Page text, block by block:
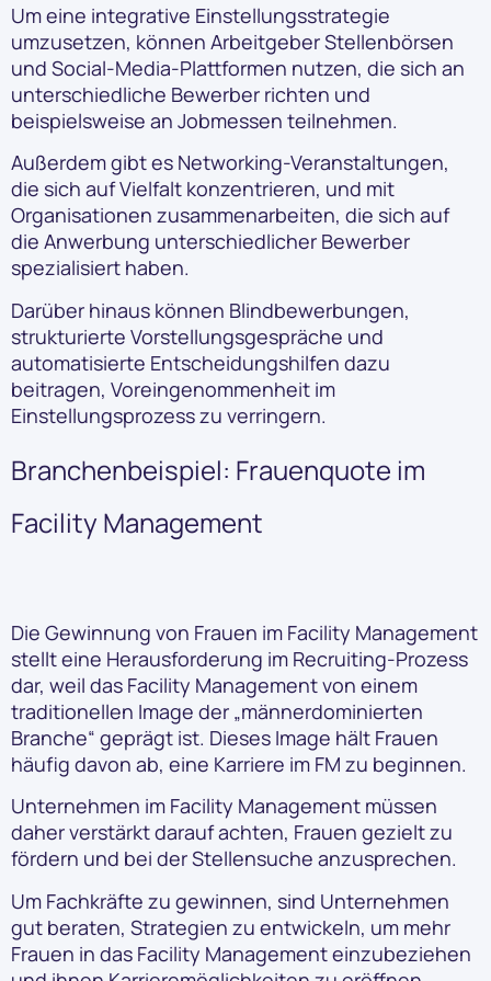
Um eine integrative Einstellungsstrategie
umzusetzen, können Arbeitgeber Stellenbörsen
und Social-Media-Plattformen nutzen, die sich an
unterschiedliche Bewerber richten und
beispielsweise an Jobmessen teilnehmen.
Außerdem gibt es Networking-Veranstaltungen,
die sich auf Vielfalt konzentrieren, und mit
Organisationen zusammenarbeiten, die sich auf
die Anwerbung unterschiedlicher Bewerber
spezialisiert haben.
Darüber hinaus können Blindbewerbungen,
strukturierte Vorstellungsgespräche und
automatisierte Entscheidungshilfen dazu
beitragen, Voreingenommenheit im
Einstellungsprozess zu verringern.
Branchenbeispiel: Frauenquote im
Facility Management
Die Gewinnung von Frauen im Facility Management
stellt eine Herausforderung im Recruiting-Prozess
dar, weil das Facility Management von einem
traditionellen Image der „männerdominierten
Branche“ geprägt ist. Dieses Image hält Frauen
häufig davon ab, eine Karriere im FM zu beginnen.
Unternehmen im Facility Management müssen
daher verstärkt darauf achten, Frauen gezielt zu
fördern und bei der Stellensuche anzusprechen.
Um Fachkräfte zu gewinnen, sind Unternehmen
gut beraten, Strategien zu entwickeln, um mehr
Frauen in das Facility Management einzubeziehen